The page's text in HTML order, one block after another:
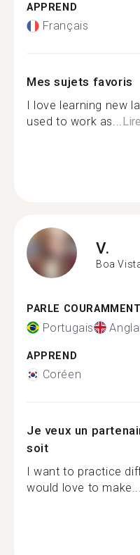
APPREND
Français
Mes sujets favoris
I love learning new
used to work as...
V.
Boa
PARLE COURAMMENT
Portugais
APPREND
Coréen
Je veux un
soit
I want to practice
would love to make...